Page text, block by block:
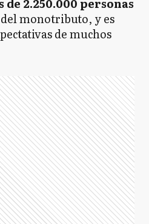
de 2.250.000 personas
monotributo, y es
de muchos